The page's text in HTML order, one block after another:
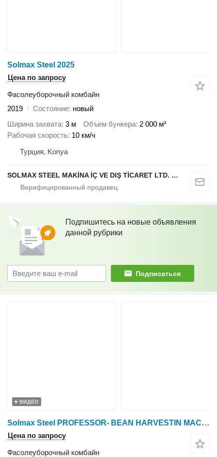
Solmax Steel 2025
Цена по запросу
Фасолеуборочный комбайн
2019
Состояние новый
Ширина захвата 3 м Объем бункера 2 000 м³
Рабочая скорость 10 км/ч
Турция, Konya
SOLMAX STEEL MAKİNA İÇ VE DIŞ TİCARET LTD. ŞTİ.
Подпишитесь на новые объявления
данной рубрики
Подписаться
ВИДЕО
Solmax Steel PROFESSOR- BEAN HARVESTIN MACHINE
Цена по запросу
Фасолеуборочный комбайн